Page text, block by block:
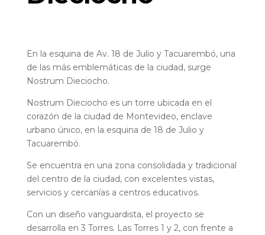
En la esquina de Av. 18 de Julio y Tacuarembó, una
de las más emblemáticas de la ciudad, surge
Nostrum Dieciocho.
Nostrum Dieciocho es un torre ubicada en el
corazón de la ciudad de Montevideo, enclave
urbano único, en la esquina de 18 de Julio y
Tacuarembó.
Se encuentra en una zona consolidada y tradicional
del centro de la ciudad, con excelentes vistas,
servicios y cercanías a centros educativos.
Con un diseño vanguardista, el proyecto se
desarrolla en 3 Torres. Las Torres 1 y 2, con frente a